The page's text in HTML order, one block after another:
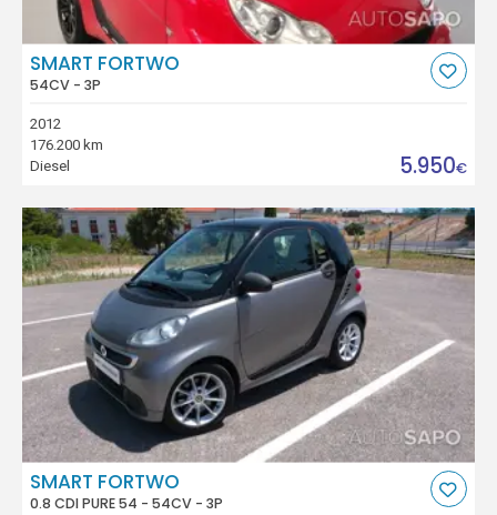
SMART FORTWO
54CV - 3P
2012
176.200 km
Diesel
5.950€
SMART FORTWO
0.8 CDI PURE 54 - 54CV - 3P